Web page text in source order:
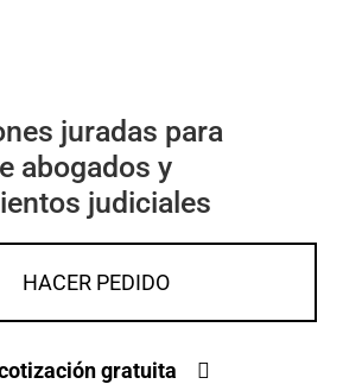
juradas para
abogados y
judiciales
HACER PEDIDO
gratuita